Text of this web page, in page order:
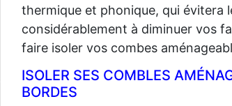
thermique et phonique, qui évitera
considérablement à diminuer vos
faire isoler vos combes
ISOLER SES COMBLES
BORDES